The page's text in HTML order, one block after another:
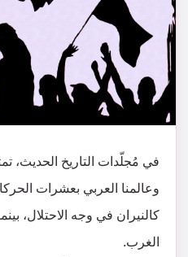
في مُجلّدات التاريخ الحديث،
وعالمنا العربي بعشرات
كالنيران في وجه الاحتلال،
الغرب.